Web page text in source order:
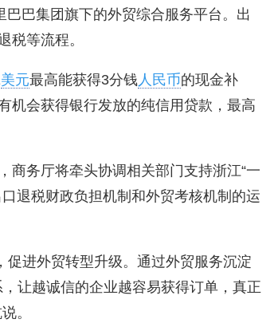
巴巴集团旗下的外贸综合服务平台。出
税等流程。
美元最高能获得3分钱人民币的现金补
机会获得银行发放的纯信用贷款，最高
商务厅将牵头协调相关部门支持浙江“一
退税财政负担机制和外贸考核机制的运
促进外贸转型升级。通过外贸服务沉淀
让越诚信的企业越容易获得订单，真正
。